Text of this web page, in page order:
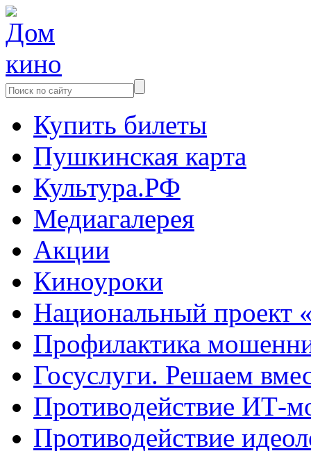
Купить билеты
Пушкинская карта
Культура.РФ
Медиагалерея
Акции
Киноуроки
Национальный проект
Профилактика
Госуслуги. Решаем
Противодействие ИТ-
Противодействие